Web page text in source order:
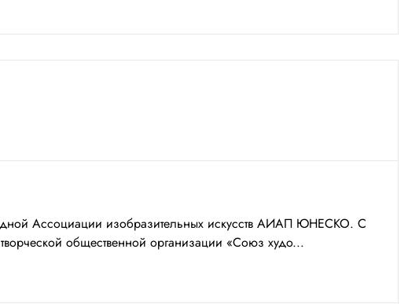
Ассоциации изобразительных искусств АИАП ЮНЕСКО. С
общественной организации «Союз худо...